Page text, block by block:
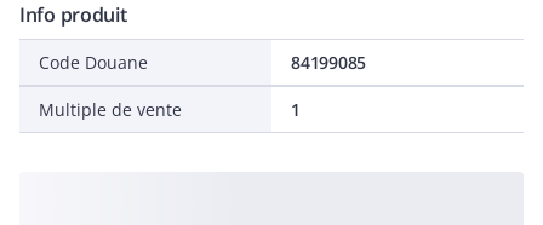
Info produit
Code Douane 84199085
Multiple de vente 1